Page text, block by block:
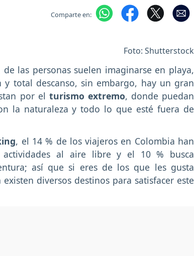
Comparte en:
Foto: Shutterstock
las personas suelen imaginarse en playa,
total descanso, sin embargo, hay un gran
por el turismo extremo, donde puedan
la naturaleza y todo lo que esté fuera de
, el 14 % de los viajeros en Colombia han
actividades al aire libre y el 10 % busca
así que si eres de los que les gusta
diversos destinos para satisfacer este